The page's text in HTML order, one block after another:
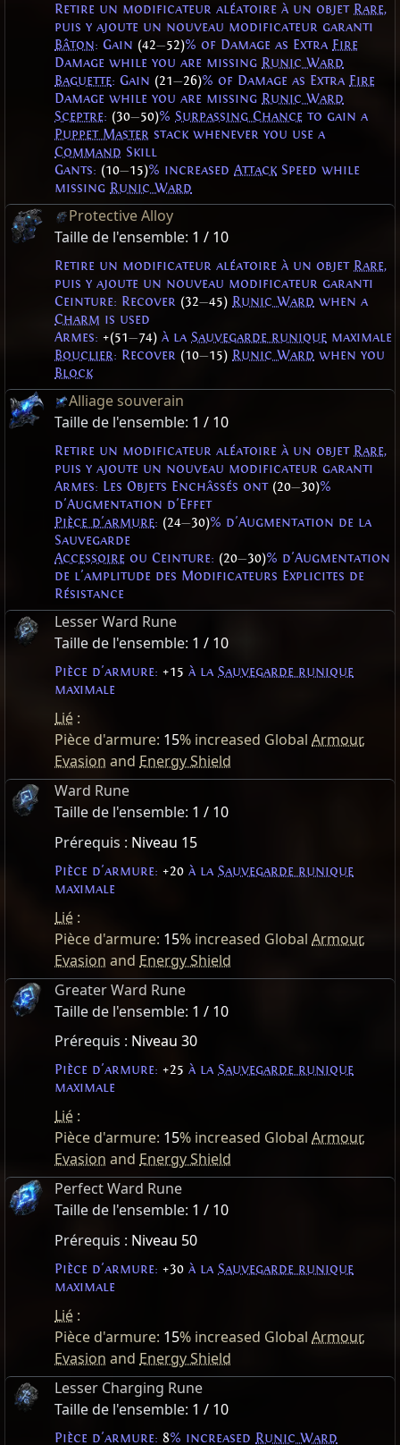
Retire un modificateur aléatoire à un objet Rare,
puis y ajoute un nouveau modificateur garanti
Bâton: Gain (42—52)% of Damage as Extra Fire
Damage while you are missing Runic Ward
Baguette: Gain (21—26)% of Damage as Extra Fire
Damage while you are missing Runic Ward
Sceptre: (30—50)% Surpassing Chance to gain a
Puppet Master stack whenever you use a
Command Skill
Gants: (10—15)% increased Attack Speed while
missing Runic Ward
Protective Alloy
Taille de l'ensemble: 1 / 10
Retire un modificateur aléatoire à un objet Rare,
puis y ajoute un nouveau modificateur garanti
Ceinture: Recover (32—45) Runic Ward when a
Charm is used
Armes: +(51—74) à la Sauvegarde runique maximale
Bouclier: Recover (10—15) Runic Ward when you
Block
Alliage souverain
Taille de l'ensemble: 1 / 10
Retire un modificateur aléatoire à un objet Rare,
puis y ajoute un nouveau modificateur garanti
Armes: Les Objets Enchâssés ont (20—30)%
d'Augmentation d'Effet
Pièce d'armure: (24—30)% d'Augmentation de la
Sauvegarde
Accessoire ou Ceinture: (20—30)% d'Augmentation
de l'amplitude des Modificateurs Explicites de
Résistance
Lesser Ward Rune
Taille de l'ensemble: 1 / 10
Pièce d'armure: +15 à la Sauvegarde runique
maximale
Lié :
Pièce d'armure: 15% increased Global Armour,
Evasion and Energy Shield
Ward Rune
Taille de l'ensemble: 1 / 10
Prérequis : Niveau 15
Pièce d'armure: +20 à la Sauvegarde runique
maximale
Lié :
Pièce d'armure: 15% increased Global Armour,
Evasion and Energy Shield
Greater Ward Rune
Taille de l'ensemble: 1 / 10
Prérequis : Niveau 30
Pièce d'armure: +25 à la Sauvegarde runique
maximale
Lié :
Pièce d'armure: 15% increased Global Armour,
Evasion and Energy Shield
Perfect Ward Rune
Taille de l'ensemble: 1 / 10
Prérequis : Niveau 50
Pièce d'armure: +30 à la Sauvegarde runique
maximale
Lié :
Pièce d'armure: 15% increased Global Armour,
Evasion and Energy Shield
Lesser Charging Rune
Taille de l'ensemble: 1 / 10
Pièce d'armure: 8% increased Runic Ward